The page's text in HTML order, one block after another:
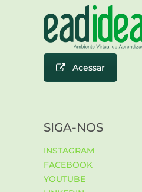
Acessar
SIGA-NOS
INSTAGRAM
FACEBOOK
YOUTUBE